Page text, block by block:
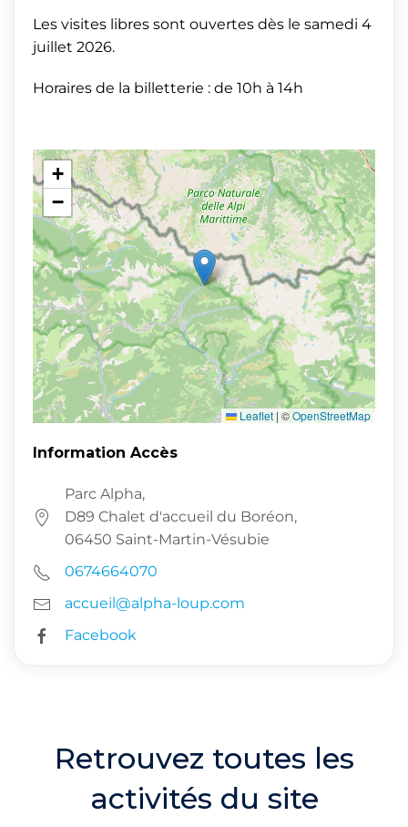
Les visites libres sont ouvertes dès le samedi 4
juillet 2026.
Horaires de la billetterie : de 10h à 14h
+
−
Leaflet | ©OpenStreetMap
Information Accès
Parc Alpha,
D89 Chalet d'accueil du Boréon,
06450 Saint-Martin-Vésubie
0674664070
accueil@alpha-loup.com
Facebook
Retrouvez toutes les
activités du site